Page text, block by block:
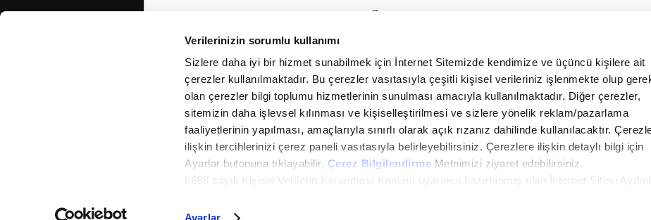
Verilerinizin sorumlu kullanımı
Sizlere daha iyi bir hizmet sunabilmek için İnternet Sitemizde kendimize ve üçüncü kişilere ait
çerezler kullanılmaktadır. Bu çerezler vasıtasıyla çeşitli kişisel verileriniz işlenmekte olup
olan çerezler bilgi toplumu hizmetlerinin sunulması amacıyla kullanılmaktadır. Diğer çerezler,
sitemizin daha işlevsel kılınması ve kişiselleştirilmesi ve sizlere yönelik reklam/pazarlama
faaliyetlerinin yapılması, amaçlarıyla sınırlı olarak açık rızanız dahilinde kullanılacaktır.
ilişkin tercihlerinizi çerez paneli vasıtasıyla belirleyebilirsiniz. Çerezlere ilişkin detaylı bilgi için
Ayarlar butonuna tıklayabilir, Çerez Bilgilendirme Metnimizi ziyaret edebilirsiniz.
6698 sayılı Kişisel Verilerin Korunması Kanunu uyarınca hazırlanmış olan İnternet Sitesi
daha detaylı bilgi almak için lütfen
Ayarlar